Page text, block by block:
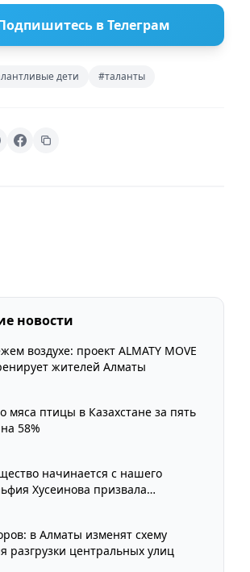
в Телеграм
дети #таланты
новости
воздухе: проект ALMATY MOVE
жителей Алматы
мяса птицы в Казахстане за пять
58%
начинается с нашего
Хусеинова призвала
принять участие в выборах
в Алматы изменят схему
разгрузки центральных улиц